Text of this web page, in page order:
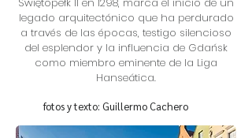
legado arquitectónico que ha perdurado
a través de las épocas, testigo silencioso
del esplendor y la influencia de Gdańsk
como miembro eminente de la Liga
Hanseática.
fotos y texto: Guillermo Cachero